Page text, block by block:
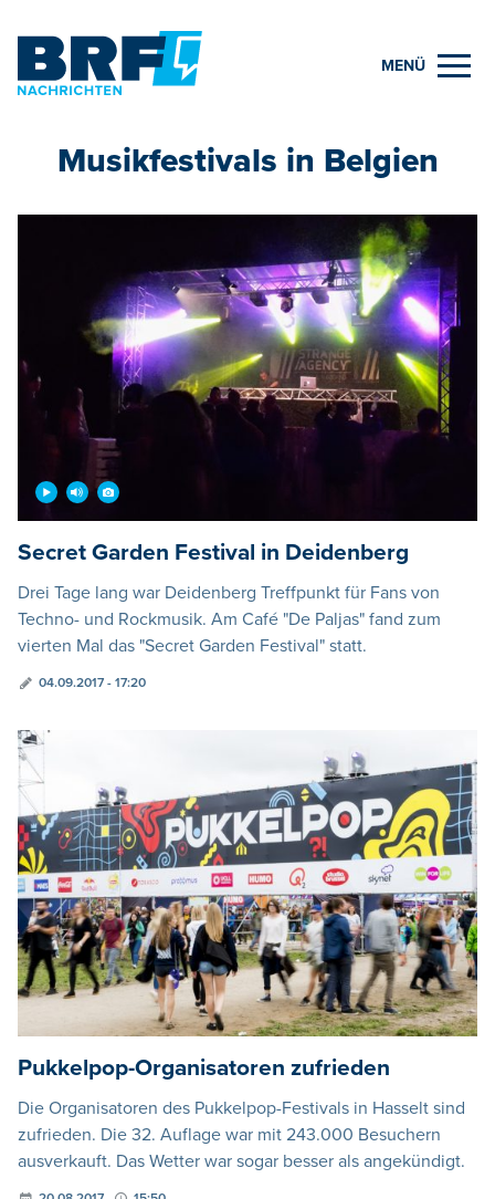
MENÜ
Musikfestivals in Belgien
Secret Garden Festival in Deidenberg
Drei Tage lang war Deidenberg Treffpunkt für Fans von
Techno- und Rockmusik. Am Café "De Paljas" fand zum
vierten Mal das "Secret Garden Festival" statt.
04.09.2017 - 17:20
Pukkelpop-Organisatoren zufrieden
Die Organisatoren des Pukkelpop-Festivals in Hasselt sind
zufrieden. Die 32. Auflage war mit 243.000 Besuchern
ausverkauft. Das Wetter war sogar besser als angekündigt.